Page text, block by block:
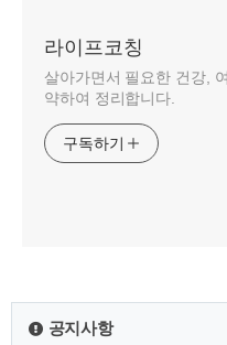
라이프코칭
살아가면서 필요한 건강,
약하여 정리합니다.
구독하기
공지사항